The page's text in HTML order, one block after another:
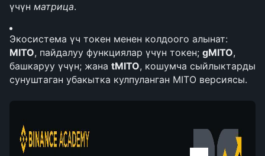
үчүн матрица.
MITO, пайдалуу функциялар үчүн токен; gMITO,
башкаруу үчүн; жана tMITO, кошумча сыйлыктарды
сунуштаган убакытка кулпуланган MITO версиясы.